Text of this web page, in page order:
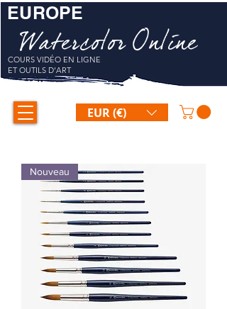
Watercolor Online
COURS VIDÉO EN LIGNE
ET OUTILS D'ART
EUR (€)
EUROPE
Nouveau